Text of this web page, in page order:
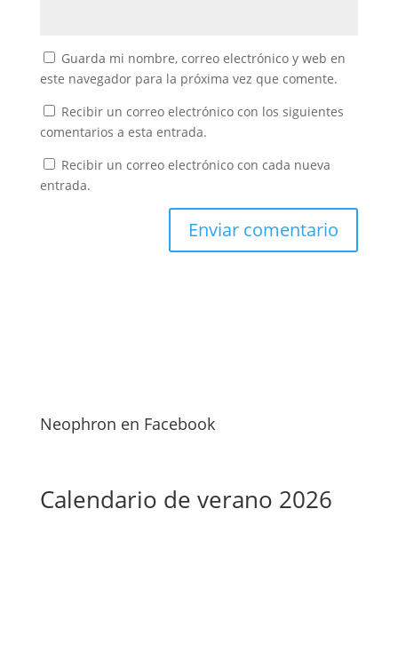
Guarda mi nombre, correo electrónico y web en
este navegador para la próxima vez que comente.
Recibir un correo electrónico con los siguientes
comentarios a esta entrada.
Recibir un correo electrónico con cada nueva
entrada.
Neophron en Facebook
Calendario de verano 2026